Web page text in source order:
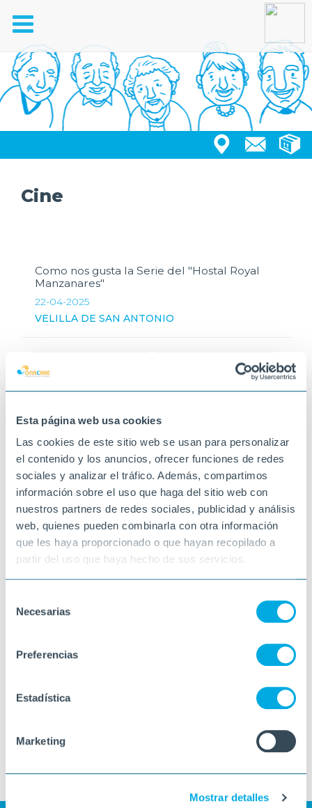
Esta página web usa cookies
Las cookies de este sitio web se usan para personalizar
el contenido y los anuncios, ofrecer funciones de redes
sociales y analizar el tráfico. Además, compartimos
información sobre el uso que haga del sitio web con
nuestros partners de redes sociales, publicidad y análisis
web, quienes pueden combinarla con otra información
que les haya proporcionado o que hayan recopilado a
partir del uso que haya hecho de sus servicios.
Necesarias
Preferencias
Estadística
Marketing
Mostrar detalles
Toggle
navigation
Cine
Como nos gusta la Serie del "Hostal Royal
Manzanares"
22-04-2025
VELILLA DE SAN ANTONIO